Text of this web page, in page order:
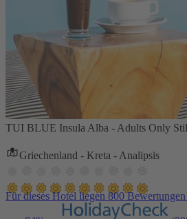
TUI BLUE Insula Alba - Adults Only
Griechenland - Kreta - Analipsis
Für dieses Hotel liegen 800